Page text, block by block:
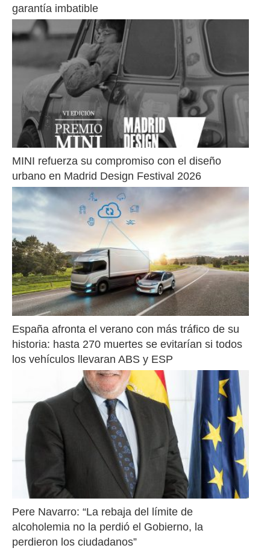
garantía imbatible
MINI refuerza su compromiso con el diseño
urbano en Madrid Design Festival 2026
España afronta el verano con más tráfico de su
historia: hasta 270 muertes se evitarían si todos
los vehículos llevaran ABS y ESP
Pere Navarro: “La rebaja del límite de
alcoholemia no la perdió el Gobierno, la
perdieron los ciudadanos”